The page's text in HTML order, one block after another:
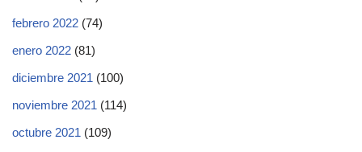
febrero 2022 (74)
enero 2022 (81)
diciembre 2021 (100)
noviembre 2021 (114)
octubre 2021 (109)